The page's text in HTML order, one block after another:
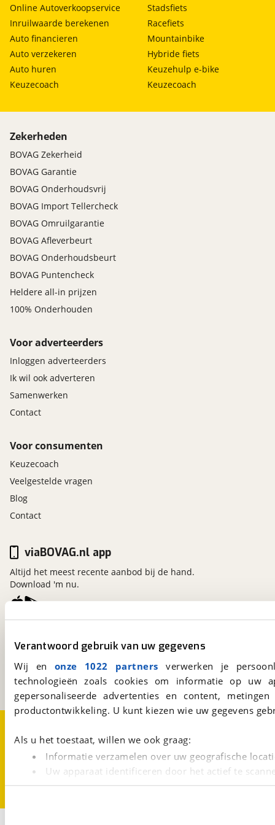
Verantwoord gebruik van uw gegevens
Wij en onze 1022 partners verwerken je
technologieën zoals cookies om informatie op
gepersonaliseerde advertenties en content,
productontwikkeling. U kunt kiezen wie uw gegevens
Als u het toestaat, willen we ook graag:
Informatie verzamelen over uw geografische
Uw apparaat identificeren door het actief te
Lees meer over hoe uw persoonlijke gegevens worden
Online Autoverkoopservice
Inruilwaarde berekenen
Auto financieren
Auto verzekeren
Auto huren
Keuzecoach
Stadsfiets
Racefiets
Mountainbike
Hybride fiets
Keuzehulp e-bike
Keuzecoach
Zekerheden
BOVAG Zekerheid
BOVAG Garantie
BOVAG Onderhoudsvrij
BOVAG Import Tellercheck
BOVAG Omruilgarantie
BOVAG Afleverbeurt
BOVAG Onderhoudsbeurt
BOVAG Puntencheck
Heldere all-in prijzen
100% Onderhouden
Voor adverteerders
Inloggen adverteerders
Ik wil ook adverteren
Samenwerken
Contact
Voor consumenten
Keuzecoach
Veelgestelde vragen
Blog
Contact
Kosterijland15
Een initiatief van
BOVAG
viaBOVAG.nl app
Altijd het meest recente aanbod bij de hand.
Download 'm nu.
CookievoorkeurenVacatures